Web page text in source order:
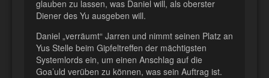
glauben zu lassen, was Daniel will, als oberster
Diener des Yu ausgeben will.
Daniel „verräumt“ Jarren und nimmt seinen Platz an
Yus Stelle beim Gipfeltreffen der mächtigsten
Systemlords ein, um einen Anschlag auf die
Goa’uld verüben zu können, was sein Auftrag ist.